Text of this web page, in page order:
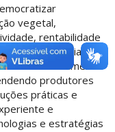
vegetal,
rentabilidade
de consultoria,
e desenvolvimento
produtores
práticas e
e
e estratégias